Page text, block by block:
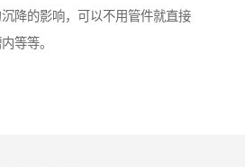
降的影响，可以不用管件就直接
等等。